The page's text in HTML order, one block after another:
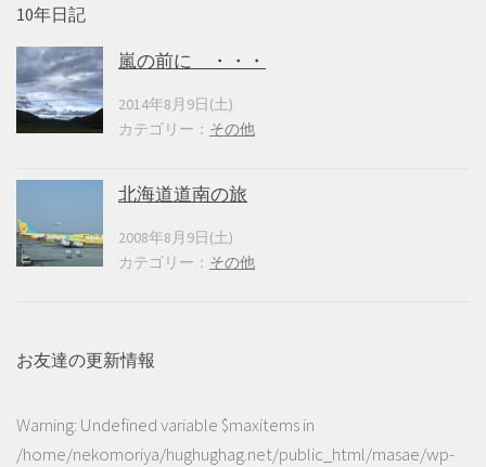
10年日記
嵐の前に ・・・
2014年8月9日(土)
カテゴリー： その他
北海道道南の旅
2008年8月9日(土)
カテゴリー： その他
お友達の更新情報
Warning: Undefined variable $maxitems in
/home/nekomoriya/hughughag.net/public_html/masae/wp-